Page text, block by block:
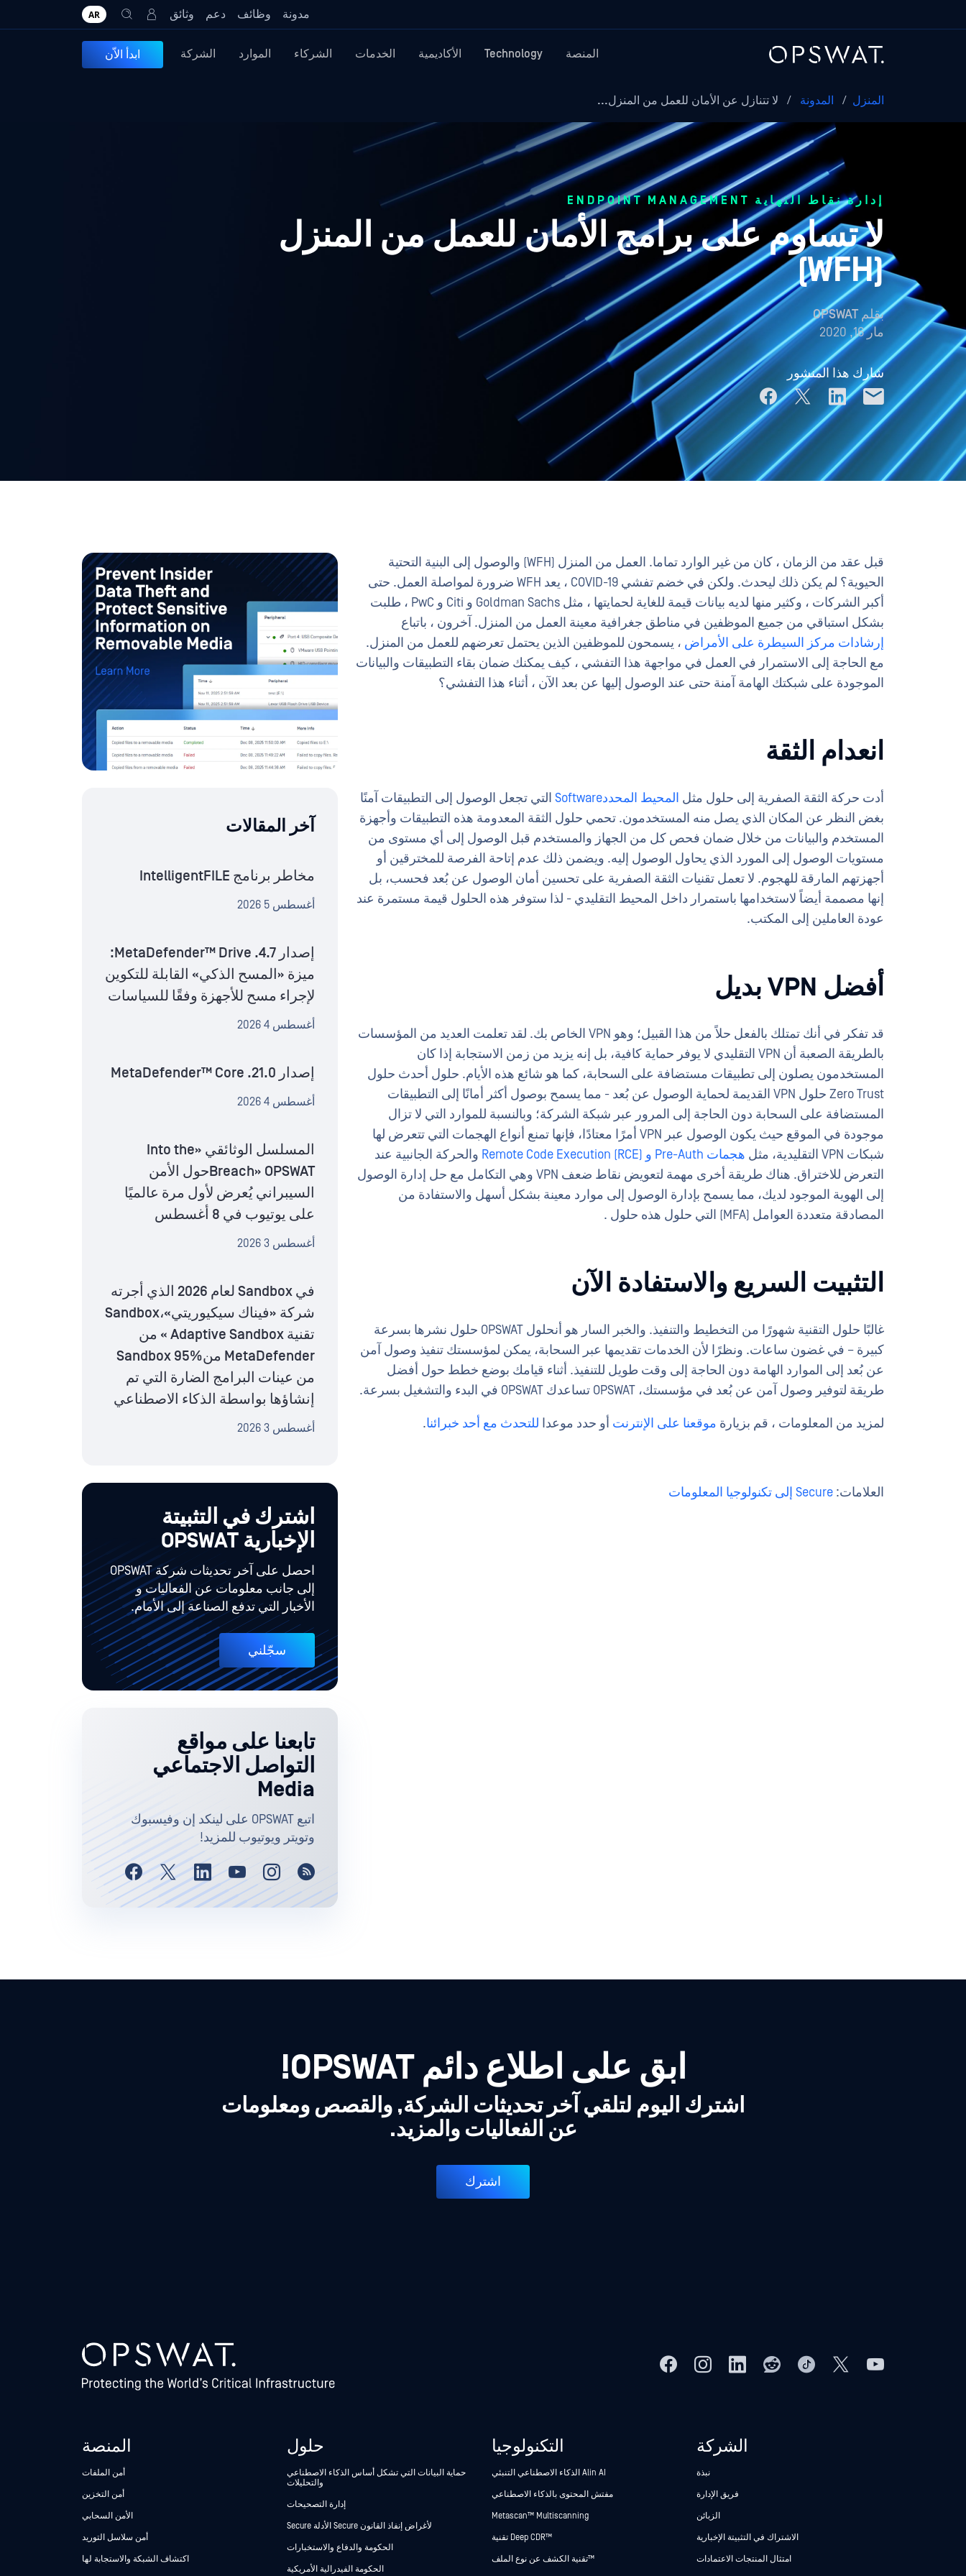
مدونة وظائف دعم وثائق AR
المنصة Technology الأكاديمية الخدمات الشركاء الموارد الشركة ابدأ الاّن
المنزل / المدونة / لا تتنازل عن الأمان للعمل من المنزل...
إدارة نقاط النهاية ENDPOINT MANAGEMENT
لا تساوم على برامج الأمان للعمل من المنزل
(WFH)
بقلم OPSWAT
مار 16, 2020
شارك هذا المنشور
قبل عقد من الزمان ، كان من غير الوارد تماما. العمل من المنزل (WFH) والوصول إلى البنية التحتية
الحيوية؟ لم يكن ذلك ليحدث. ولكن في خضم تفشي COVID-19 ، يعد WFH ضرورة لمواصلة العمل. حتى
أكبر الشركات ، وكثير منها لديه بيانات قيمة للغاية لحمايتها ، مثل Goldman Sachs و Citi و PwC ، طلبت
بشكل استباقي من جميع الموظفين في مناطق جغرافية معينة العمل من المنزل. آخرون ، باتباع
إرشادات مركز السيطرة على الأمراض ، يسمحون للموظفين الذين يحتمل تعرضهم للعمل من المنزل.
مع الحاجة إلى الاستمرار في العمل في مواجهة هذا التفشي ، كيف يمكنك ضمان بقاء التطبيقات والبيانات
الموجودة على شبكتك الهامة آمنة حتى عند الوصول إليها عن بعد الآن ، أثناء هذا التفشي؟
انعدام الثقة
أدت حركة الثقة الصفرية إلى حلول مثل المحيط المحددSoftware
التي تجعل الوصول إلى التطبيقات آمنًا
بغض النظر عن المكان الذي يصل منه المستخدمون. تحمي حلول الثقة المعدومة هذه التطبيقات وأجهزة
المستخدم والبيانات من خلال ضمان فحص كل من الجهاز والمستخدم قبل الوصول إلى أي مستوى من
مستويات الوصول إلى المورد الذي يحاول الوصول إليه. ويضمن ذلك عدم إتاحة الفرصة للمخترقين أو
أجهزتهم المارقة للهجوم. لا تعمل تقنيات الثقة الصفرية على تحسين أمان الوصول عن بُعد فحسب، بل
إنها مصممة أيضاً لاستخدامها باستمرار داخل المحيط التقليدي - لذا ستوفر هذه الحلول قيمة مستمرة عند
عودة العاملين إلى المكتب.
أفضل VPN بديل
قد تفكر في أنك تمتلك بالفعل حلاً من هذا القبيل؛ وهو VPN الخاص بك. لقد تعلمت العديد من المؤسسات
بالطريقة الصعبة أن VPN التقليدي لا يوفر حماية كافية، بل إنه يزيد من زمن الاستجابة إذا كان
المستخدمون يصلون إلى تطبيقات مستضافة على السحابة، كما هو شائع هذه الأيام. حلول أحدث حلول
Zero Trust حلول VPN القديمة لحماية الوصول عن بُعد - مما يسمح بوصول أكثر أمانًا إلى التطبيقات
المستضافة على السحابة دون الحاجة إلى المرور عبر شبكة الشركة؛ وبالنسبة للموارد التي لا تزال
موجودة في الموقع حيث يكون الوصول عبر VPN أمرًا معتادًا، فإنها تمنع أنواع الهجمات التي تتعرض لها
شبكات VPN التقليدية، مثل
هجمات Pre-Auth و Remote Code Execution (RCE)
والحركة الجانبية عند
التعرض للاختراق. هناك طريقة أخرى مهمة لتعويض نقاط ضعف VPN وهي التكامل مع حل إدارة الوصول
إلى الهوية الموجود لديك، مما يسمح بإدارة الوصول إلى موارد معينة بشكل أسهل والاستفادة من
المصادقة متعددة العوامل (MFA) التي حلول هذه حلول .
التثبيت السريع والاستفادة الآن
غالبًا حلول التقنية شهورًا من التخطيط والتنفيذ. والخبر السار هو أنحلول OPSWAT حلول نشرها بسرعة
كبيرة – في غضون ساعات. ونظرًا لأن الخدمات تقديمها عبر السحابة، يمكن لمؤسستك تنفيذ وصول آمن
عن بُعد إلى الموارد الهامة دون الحاجة إلى وقت طويل للتنفيذ. أثناء قيامك بوضع خطط حول أفضل
طريقة لتوفير وصول آمن عن بُعد في مؤسستك، OPSWAT تساعدك OPSWAT في البدء والتشغيل بسرعة.
لمزيد من المعلومات ، قم بزيارة موقعنا على الإنترنت أو حدد موعدا للتحدث مع أحد خبرائنا.
العلامات: Secure إلى تكنولوجيا المعلومات
آخر المقالات
مخاطر برنامج IntelligentFILE
أغسطس 5 2026
إصدار MetaDefender™ Drive .4.7:
ميزة «المسح الذكي» القابلة للتكوين
لإجراء مسح للأجهزة وفقًا للسياسات
أغسطس 4 2026
إصدار MetaDefender™ Core .21.0
أغسطس 4 2026
المسلسل الوثائقي «Into the
Breach» OPSWATحول الأمن
السيبراني يُعرض لأول مرة عالميًا
على يوتيوب في 8 أغسطس
أغسطس 3 2026
في Sandbox لعام 2026 الذي أجرته
شركة «فيناك سيكيوريتي»،Sandbox
تقنية Adaptive Sandbox » من
MetaDefender منSandbox 95%
من عينات البرامج الضارة التي تم
إنشاؤها بواسطة الذكاء الاصطناعي
أغسطس 3 2026
اشترك في التثبيتة
الإخبارية OPSWAT
احصل على آخر تحديثات شركة OPSWAT
إلى جانب معلومات عن الفعاليات و
الأخبار التي تدفع الصناعة إلى الأمام.
سجّلني
تابعنا على مواقع
التواصل الاجتماعي
Media
اتبع OPSWAT على لينكد إن وفيسبوك
وتويتر ويوتيوب للمزيد!
ابق على اطلاع دائم OPSWAT!
اشترك اليوم لتلقي آخر تحديثات الشركة, والقصص ومعلومات
عن الفعاليات والمزيد.
اشترك
المنصة
أمن الملفات
أمن التخزين
الأمن السحابي
أمن سلاسل التوريد
اكتشاف الشبكة والاستجابة لها
حلول
حماية البيانات التي تشكل أساس الذكاء الاصطناعي
والتحليلات
إدارة التصحيحات
Secure الأدلة Secure لأغراض إنفاذ القانون
الحكومة والدفاع والاستخبارات
الحكومة الفيدرالية الأمريكية
التكنولوجيا
الذكاء الاصطناعي التنبئي Alin AI
مفتش المحتوى بالذكاء الاصطناعي
Metascan™ Multiscanning
تقنية Deep CDR™
تقنية الكشف عن نوع الملف™
الشركة
نبذة
فريق الإدارة
الزبائن
الاشتراك في التثبيتة الإخبارية
امتثال المنتجات الاعتمادات